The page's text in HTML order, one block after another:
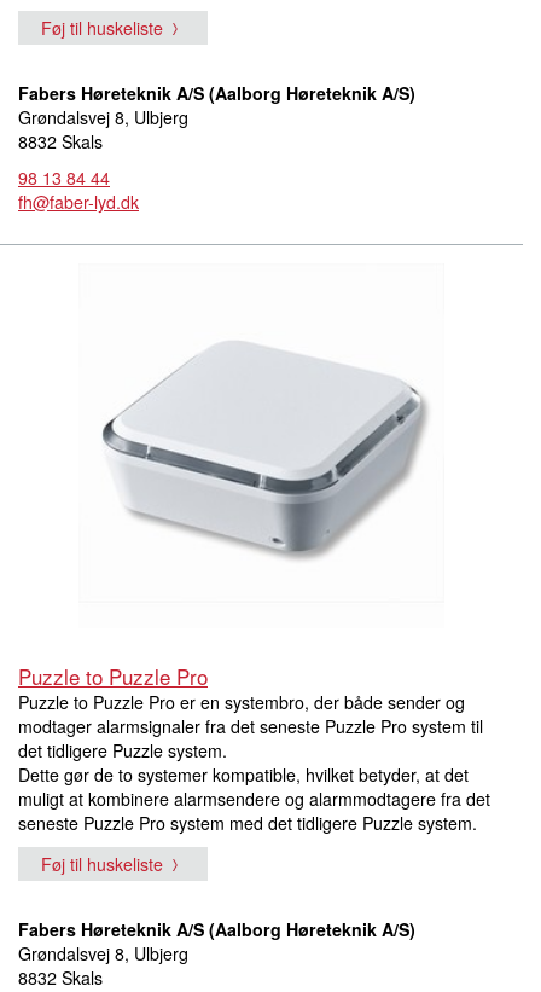
Føj til huskeliste
Fabers Høreteknik A/S (Aalborg Høreteknik A/S)
Grøndalsvej 8, Ulbjerg
8832 Skals
98 13 84 44
fh@faber-lyd.dk
Puzzle to Puzzle Pro
Puzzle to Puzzle Pro er en systembro, der både sender og
modtager alarmsignaler fra det seneste Puzzle Pro system til
det tidligere Puzzle system.
Dette gør de to systemer kompatible, hvilket betyder, at det
muligt at kombinere alarmsendere og alarmmodtagere fra det
seneste Puzzle Pro system med det tidligere Puzzle system.
Føj til huskeliste
Fabers Høreteknik A/S (Aalborg Høreteknik A/S)
Grøndalsvej 8, Ulbjerg
8832 Skals